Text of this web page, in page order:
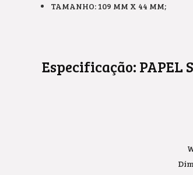
TAMANHO: 109 MM X 44 MM;
Especificação: PAPEL